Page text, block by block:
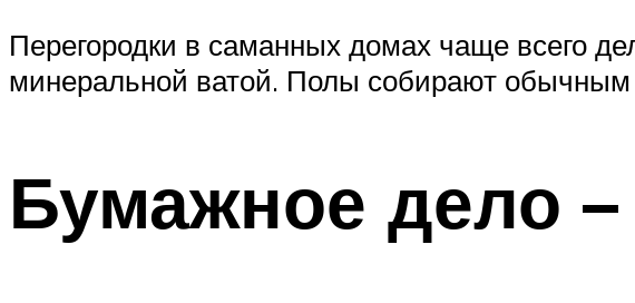
Перегородки в саманных домах чаще всего
минеральной ватой. Полы собирают
Бумажное дело